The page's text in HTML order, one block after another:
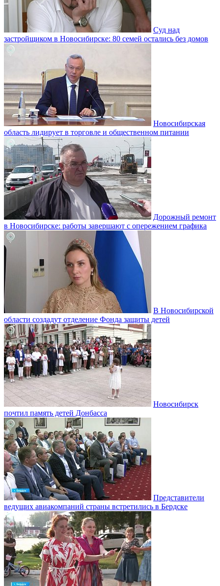
Суд над
застройщиком в Новосибирске: 80 семей остались без домов
Новосибирская
область лидирует в торговле и общественном питании
Дорожный ремонт
в Новосибирске: работы завершают с опережением графика
В Новосибирской
области создадут отделение Фонда защиты детей
Новосибирск
почтил память детей Донбасса
Представители
ведущих авиакомпаний страны встретились в Бердске